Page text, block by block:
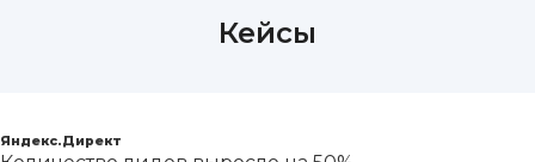
Кейсы
Яндекс.Директ